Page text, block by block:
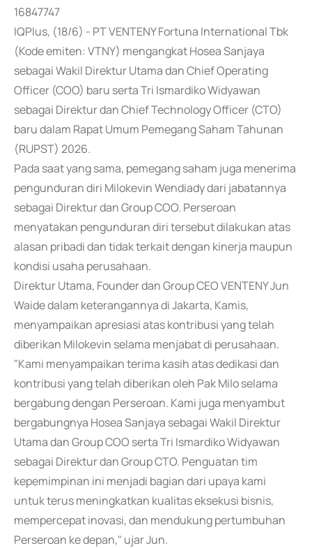
16847747
IQPlus, (18/6) - PT VENTENY Fortuna International Tbk
(Kode emiten: VTNY) mengangkat Hosea Sanjaya
sebagai Wakil Direktur Utama dan Chief Operating
Officer (COO) baru serta Tri Ismardiko Widyawan
sebagai Direktur dan Chief Technology Officer (CTO)
baru dalam Rapat Umum Pemegang Saham Tahunan
(RUPST) 2026.
Pada saat yang sama, pemegang saham juga menerima
pengunduran diri Milokevin Wendiady dari jabatannya
sebagai Direktur dan Group COO. Perseroan
menyatakan pengunduran diri tersebut dilakukan atas
alasan pribadi dan tidak terkait dengan kinerja maupun
kondisi usaha perusahaan.
Direktur Utama, Founder dan Group CEO VENTENY Jun
Waide dalam keterangannya di Jakarta, Kamis,
menyampaikan apresiasi atas kontribusi yang telah
diberikan Milokevin selama menjabat di perusahaan.
"Kami menyampaikan terima kasih atas dedikasi dan
kontribusi yang telah diberikan oleh Pak Milo selama
bergabung dengan Perseroan. Kami juga menyambut
bergabungnya Hosea Sanjaya sebagai Wakil Direktur
Utama dan Group COO serta Tri Ismardiko Widyawan
sebagai Direktur dan Group CTO. Penguatan tim
kepemimpinan ini menjadi bagian dari upaya kami
untuk terus meningkatkan kualitas eksekusi bisnis,
mempercepat inovasi, dan mendukung pertumbuhan
Perseroan ke depan," ujar Jun.